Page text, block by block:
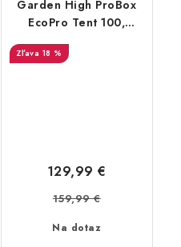
Garden High ProBox
EcoPro Tent 100,
18 %
Na dotaz
129,99 €
159,99 €